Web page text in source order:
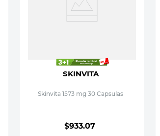
SKINVITA
Skinvita 1573 mg 30 Capsulas
$933.07